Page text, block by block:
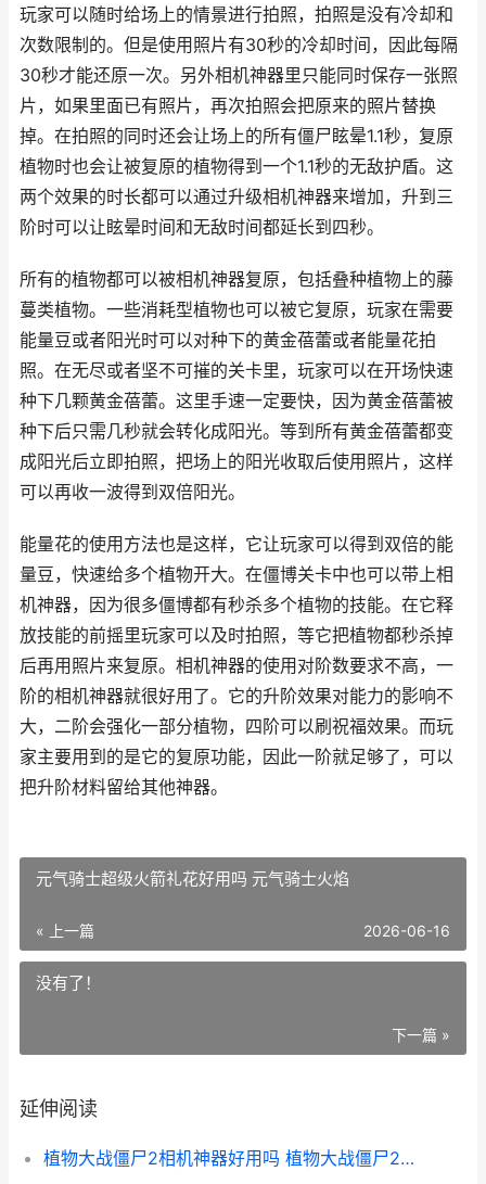
玩家可以随时给场上的情景进行拍照，拍照是没有冷却和
次数限制的。但是使用照片有30秒的冷却时间，因此每隔
30秒才能还原一次。另外相机神器里只能同时保存一张照
片，如果里面已有照片，再次拍照会把原来的照片替换
掉。在拍照的同时还会让场上的所有僵尸眩晕1.1秒，复原
植物时也会让被复原的植物得到一个1.1秒的无敌护盾。这
两个效果的时长都可以通过升级相机神器来增加，升到三
阶时可以让眩晕时间和无敌时间都延长到四秒。
所有的植物都可以被相机神器复原，包括叠种植物上的藤
蔓类植物。一些消耗型植物也可以被它复原，玩家在需要
能量豆或者阳光时可以对种下的黄金蓓蕾或者能量花拍
照。在无尽或者坚不可摧的关卡里，玩家可以在开场快速
种下几颗黄金蓓蕾。这里手速一定要快，因为黄金蓓蕾被
种下后只需几秒就会转化成阳光。等到所有黄金蓓蕾都变
成阳光后立即拍照，把场上的阳光收取后使用照片，这样
可以再收一波得到双倍阳光。
能量花的使用方法也是这样，它让玩家可以得到双倍的能
量豆，快速给多个植物开大。在僵博关卡中也可以带上相
机神器，因为很多僵博都有秒杀多个植物的技能。在它释
放技能的前摇里玩家可以及时拍照，等它把植物都秒杀掉
后再用照片来复原。相机神器的使用对阶数要求不高，一
阶的相机神器就很好用了。它的升阶效果对能力的影响不
大，二阶会强化一部分植物，四阶可以刷祝福效果。而玩
家主要用到的是它的复原功能，因此一阶就足够了，可以
把升阶材料留给其他神器。
元气骑士超级火箭礼花好用吗 元气骑士火焰
« 上一篇 2026-06-16
没有了！
下一篇 »
延伸阅读
植物大战僵尸2相机神器好用吗 植物大战僵尸2官网